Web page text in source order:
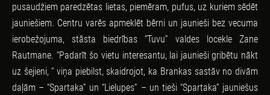
pusaudžiem paredzētas lietas, piemēram, pufus, uz kuriem sēdēt
jauniešiem. Centru varēs apmeklēt bērni un jaunieši bez vecuma
ierobežojuma, stāsta biedrības “Tuvu” valdes locekle Zane
Rautmane. “Padarīt šo vietu interesantu, lai jaunieši gribētu nākt
uz šejieni, “ viņa piebilst, skaidrojot, ka Brankas sastāv no divām
daļām – “Spartaka” un “Lielupes” – un tieši “Spartaka” jauniešus